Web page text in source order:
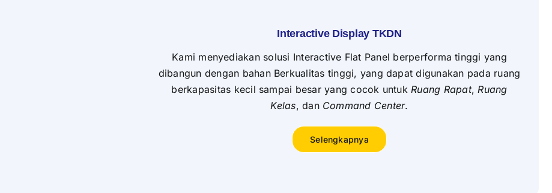
Interactive Display TKDN
Kami menyediakan solusi Interactive Flat Panel berperforma tinggi yang
dibangun dengan bahan Berkualitas tinggi, yang dapat digunakan pada ruang
berkapasitas kecil sampai besar yang cocok untuk Ruang Rapat, Ruang
Kelas, dan Command Center.
Selengkapnya